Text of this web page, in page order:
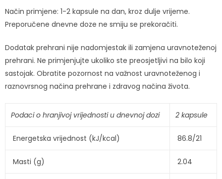
Način primjene: 1-2 kapsule na dan, kroz dulje vrijeme.
Preporučene dnevne doze ne smiju se prekoračiti.
Dodatak prehrani nije nadomjestak ili zamjena uravnoteženoj
prehrani. Ne primjenjujte ukoliko ste preosjetljivi na bilo koji
sastojak. Obratite pozornost na važnost uravnoteženog i
raznovrsnog načina prehrane i zdravog načina života.
Podaci o hranjivoj vrijednosti u dnevnoj dozi 2 kapsule
Energetska vrijednost (kJ/kcal) 86.8/21
Masti (g) 2.04